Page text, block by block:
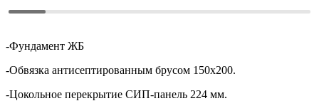
-Фундамент ЖБ
-Обвязка антисептированным брусом 150х200.
-Цокольное перекрытие СИП-панель 224 мм.